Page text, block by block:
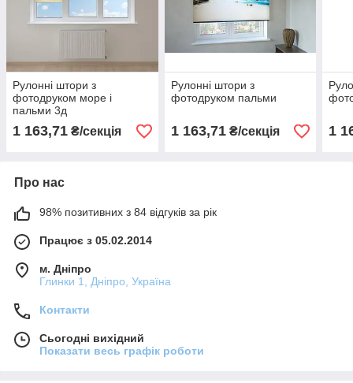
Рулонні штори з
фотодруком море і
пальми 3д
1 163,71 ₴/секція
Рулонні штори з
фотодруком пальми
1 163,71₴/секція 1
Про нас
98% позитивних з 84 відгуків за рік
Працює з 05.02.2014
м. Дніпро
Глинки 1, Дніпро, Україна
Контакти
Сьогодні вихідний
Показати весь графік роботи